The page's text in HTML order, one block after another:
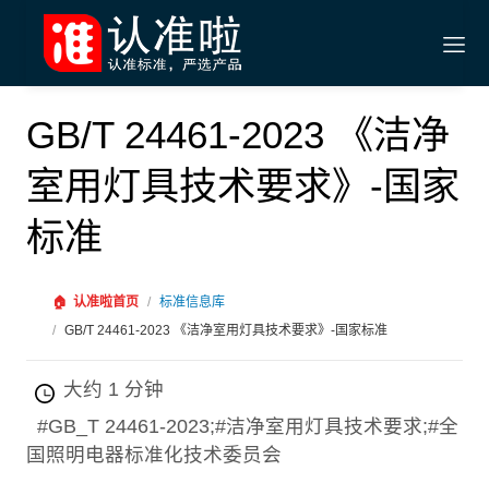
GB/T 24461-2023 《洁净
室用灯具技术要求》-国家
标准
🏠 认准啦首页 / 标准信息库
/ GB/T 24461-2023 《洁净室用灯具技术要求》-国家标准
大约 1 分钟
#GB_T 24461-2023;#洁净室用灯具技术要求;#全
国照明电器标准化技术委员会